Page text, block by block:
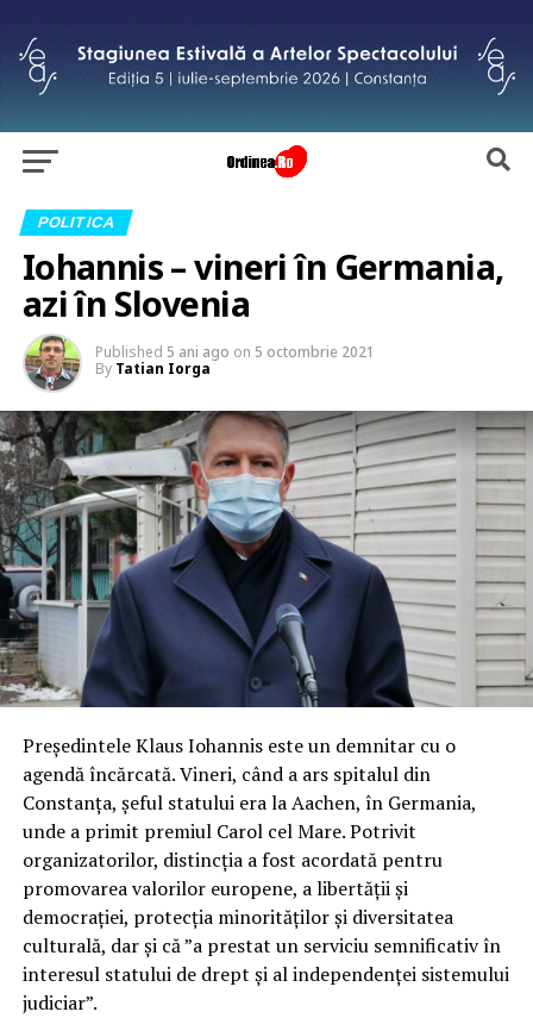
POLITICA
Iohannis – vineri în Germania,
azi în Slovenia
Published 5 ani ago on 5 octombrie 2021
By Tatian Iorga
Președintele Klaus Iohannis este un demnitar cu o
agendă încărcată. Vineri, când a ars spitalul din
Constanța, șeful statului era la Aachen, în Germania,
unde a primit premiul Carol cel Mare. Potrivit
organizatorilor, distincția a fost acordată pentru
promovarea valorilor europene, a libertății și
democrației, protecția minorităților și diversitatea
culturală, dar și că ”a prestat un serviciu semnificativ în
interesul statului de drept și al independenței sistemului
judiciar”.